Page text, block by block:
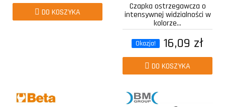
DO KOSZYKA
Czapka ostrzegawcza o
intensywnej widzialności w
kolorze...
Okazja! 16,09 zł
DO KOSZYKA